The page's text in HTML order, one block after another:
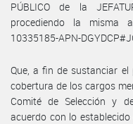
PÚBLICO de la
procediendo la misma
10335185-APN-
Que, a fin de sustanciar
cobertura de los cargos
Comité de Selección y
acuerdo con lo